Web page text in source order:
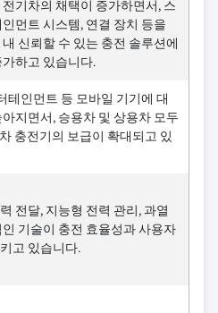
기차의 채택이 증가하면서, 스
먼트 시스템, 연결 장치 등을
신뢰할 수 있는 충전 솔루션에
하고 있습니다.
테인먼트 등 모바일 기기에 대
지면서, 승용차 및 상용차 모두
충전기의 보급이 확대되고 있
력 전달, 지능형 전력 관리, 과열
기술이 충전 효율성과 사용자
고 있습니다.